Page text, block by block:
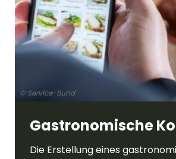
© Service-Bund
Gastronomische
Die Erstellung eines